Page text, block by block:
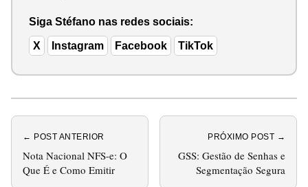
Siga Stéfano nas redes sociais:
X Instagram Facebook TikTok
← POST ANTERIOR
Nota Nacional NFS-e: O
Que É e Como Emitir
PRÓXIMO POST →
GSS: Gestão de Senhas e
Segmentação Segura